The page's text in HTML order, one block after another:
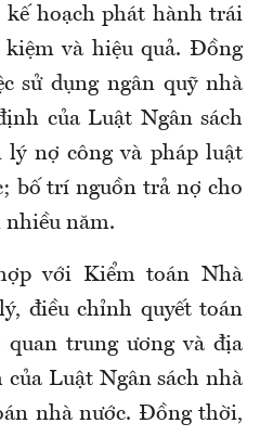
kế hoạch phát hành trái
và hiệu quả. Đồng
sử dụng ngân quỹ nhà
của Luật Ngân sách
lý nợ công và pháp luật
bố trí nguồn trả nợ cho
nhiều năm.
với Kiểm toán Nhà
điều chỉnh quyết toán
quan trung ương và địa
Luật Ngân sách nhà
nhà nước. Đồng thời,